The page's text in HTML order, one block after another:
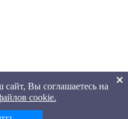
Вы соглашаетесь на
cookie.